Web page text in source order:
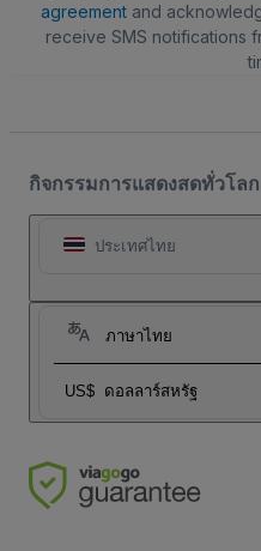
agreementand
receive SMS notifications
กิจกรรมการแสดงสดทั่วโลก
ประเทศไทย
ภาษาไทย
US$ ดอลลาร์สหรัฐ